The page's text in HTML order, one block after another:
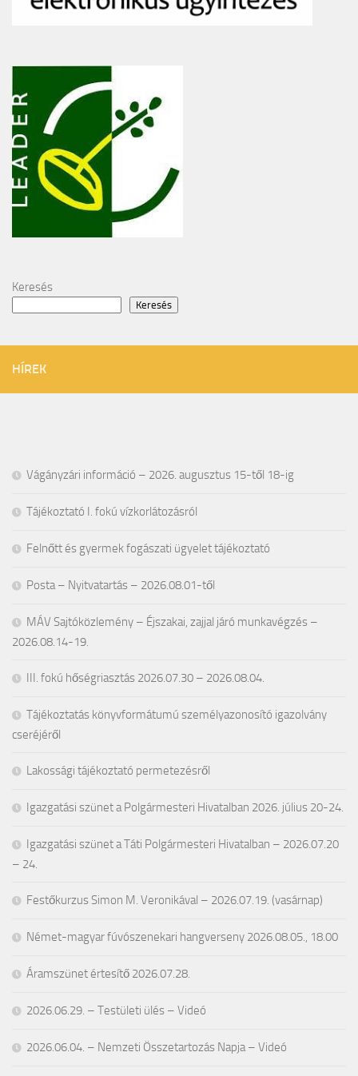
Keresés
Keresés
HÍREK
Vágányzári információ – 2026. augusztus 15-től 18-ig
Tájékoztató I. fokú vízkorlátozásról
Felnőtt és gyermek fogászati ügyelet tájékoztató
Posta – Nyitvatartás – 2026.08.01-től
MÁV Sajtóközlemény – Éjszakai, zajjal járó munkavégzés –
2026.08.14-19.
III. fokú hőségriasztás 2026.07.30 – 2026.08.04.
Tájékoztatás könyvformátumú személyazonosító igazolvány
cseréjéről
Lakossági tájékoztató permetezésről
Igazgatási szünet a Polgármesteri Hivatalban 2026. július 20-24.
Igazgatási szünet a Táti Polgármesteri Hivatalban – 2026.07.20
– 24.
Festőkurzus Simon M. Veronikával – 2026.07.19. (vasárnap)
Német-magyar fúvószenekari hangverseny 2026.08.05., 18.00
Áramszünet értesítő 2026.07.28.
2026.06.29. – Testületi ülés – Videó
2026.06.04. – Nemzeti Összetartozás Napja – Videó